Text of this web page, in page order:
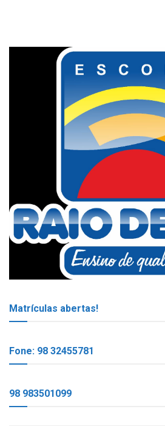
Matrículas abertas!
Fone: 98 32455781
98 983501099